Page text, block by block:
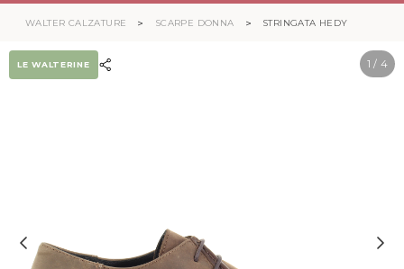
WALTER CALZATURE SCARPE DONNA STRINGATA HEDY
1 / 4
LE WALTERINE